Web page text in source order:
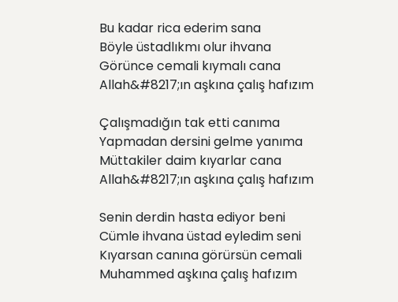
Bu kadar rica ederim sana
Böyle üstadlıkmı olur ihvana
Görünce cemali kıymalı cana
Allah&#8217;ın aşkına çalış hafızım
Çalışmadığın tak etti canıma
Yapmadan dersini gelme yanıma
Müttakiler daim kıyarlar cana
Allah&#8217;ın aşkına çalış hafızım
Senin derdin hasta ediyor beni
Cümle ihvana üstad eyledim seni
Kıyarsan canına görürsün cemali
Muhammed aşkına çalış hafızım